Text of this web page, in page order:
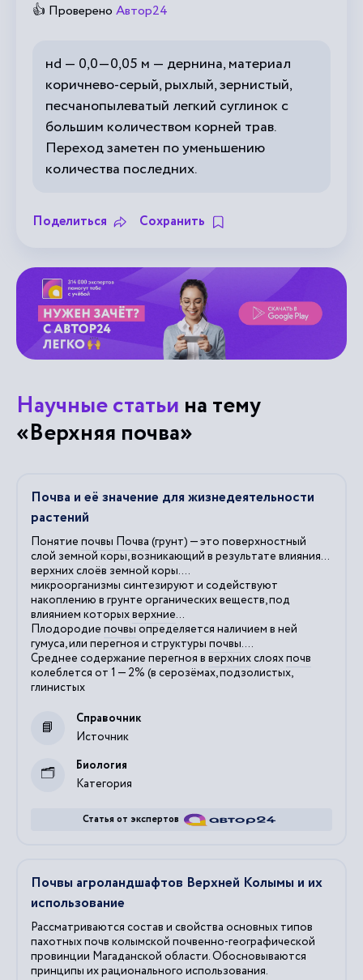
👍 Проверено Автор24
нd — 0,0—0,05 м — дернина, материал
коричнево-серый, рыхлый, зернистый,
песчанопылеватый легкий суглинок с
большим количеством корней трав.
Переход заметен по уменьшению
количества последних.
Поделиться Сохранить
Научные статьи на тему
«Верхняя почва»
Почва и её значение для жизнедеятельности
растений
Понятие почвы Почва (грунт) — это поверхностный
слой земной коры, возникающий в результате влияния...
верхнихслоёв земной коры....
микроорганизмы синтезируют и содействуют
накоплению в грунте органических веществ, под
влиянием которыхверхние...
Плодородие почвыопределяется наличием в ней
гумуса, или перегноя и структуры почвы....
Среднее содержание перегноя в верхнихслояхпочв
колеблется от 1 — 2% (в серозёмах, подзолистых,
глинистых
Источник
Справочник
Категория
Биология
Статья от экспертов
Почвы агроландшафтов Верхней Колымы и их
использование
Рассматриваются состав и свойства основных типов
пахотных почв колымской почвенно-географической
провинции Магаданской области. Обосновываются
принципы их рационального использования.